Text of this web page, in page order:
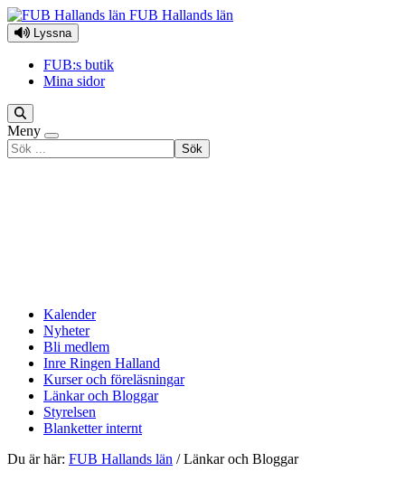
Hoppa till innehåll FUB Hallands län
Lyssna
FUB:s butik
Mina sidor
Meny
Sök
efter
Kalender
Nyheter
Bli medlem
Inre Ringen Halland
Kurser och föreläsningar
Länkar och Bloggar
Styrelsen
Blanketter internt
Du är här: FUB Hallands län /Länkar och Bloggar